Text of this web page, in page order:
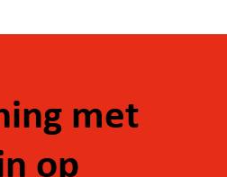
met
op